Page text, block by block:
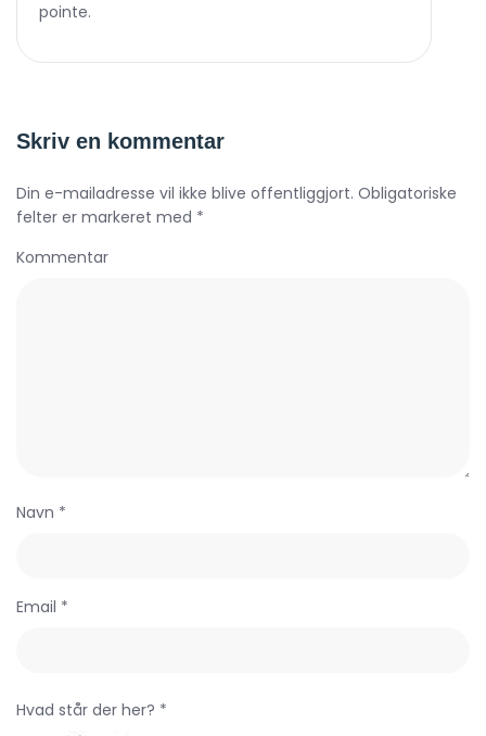
pointe.
Skriv en kommentar
Din e-mailadresse vil ikke blive offentliggjort. Obligatoriske
felter er markeret med *
Kommentar
Navn *
Email *
Hvad står der her? *